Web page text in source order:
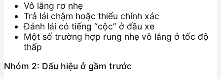
Vô lăng rơ nhẹ
Trả lái chậm hoặc thiếu chính xác
Đánh lái có tiếng “cộc” ở đầu xe
Một số trường hợp rung nhẹ vô lăng ở tốc độ
thấp
Nhóm 2: Dấu hiệu ở gầm trước